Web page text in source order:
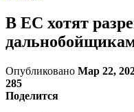
В ЕС хотят
Опубликовано Мар 22,
285
Поделится